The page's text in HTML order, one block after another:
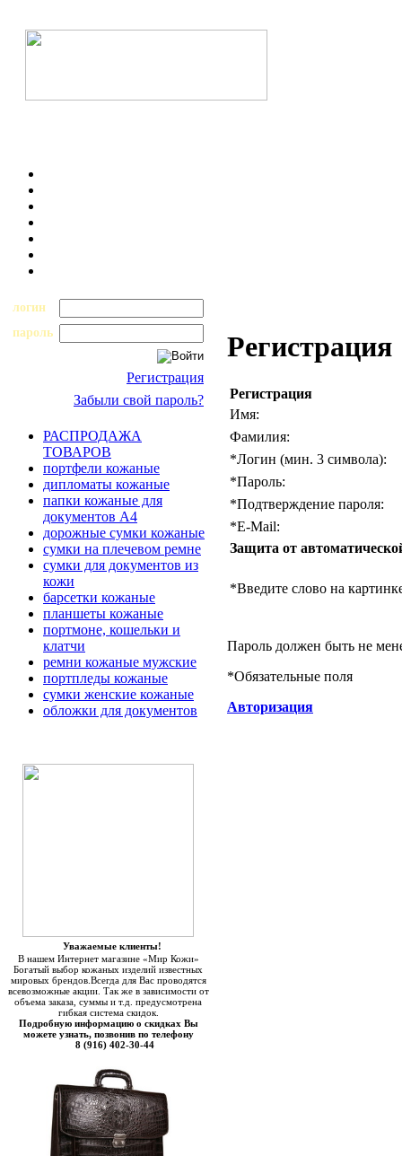
логин
пароль
Регистрация
Забыли свой пароль?
РАСПРОДАЖА
ТОВАРОВ
портфели кожаные
дипломаты кожаные
папки кожаные для
документов А4
дорожные сумки кожаные
сумки на плечевом ремне
сумки для документов из
кожи
барсетки кожаные
планшеты кожаные
портмоне, кошельки и
клатчи
ремни кожаные мужские
портпледы кожаные
сумки женские кожаные
обложки для документов
Уважаемые клиенты!
В нашем Интернет магазине «Мир Кожи»
Богатый выбор кожаных изделий известных
мировых брендов.Всегда для Вас проводятся
всевозможные акции. Так же в зависимости от
объема заказа, суммы и т.д. предусмотрена
гибкая система скидок.
Подробную информацию о скидках Вы
можете узнать, позвонив по телефону
8 (916) 402-30-44
Регистрация
Регистрация
Имя:
Фамилия:
*Логин (мин. 3 символа):
*Пароль:
*Подтверждение пароля:
*E-Mail:
Защита от
*Введите слово на
Пароль должен быть не
*Обязательные поля
Авторизация